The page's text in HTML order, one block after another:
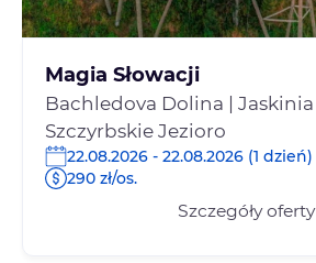
Magia Słowacji
Bachledova Dolina | Jaskinia
Szczyrbskie Jezioro
22.08.2026 - 22.08.2026 (1 dzień)
290 zł/os.
Szczegóły oferty